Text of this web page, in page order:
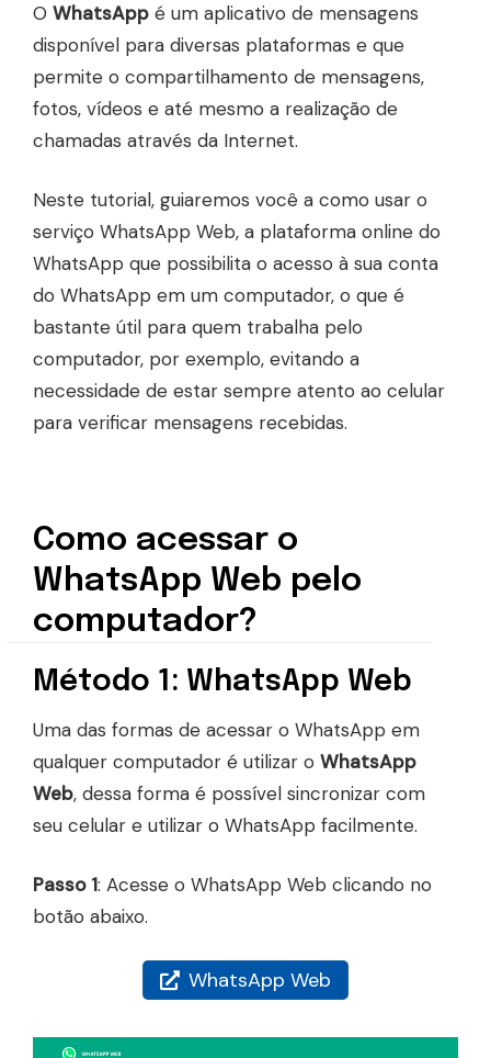
O WhatsApp é um aplicativo de mensagens
disponível para diversas plataformas e que
permite o compartilhamento de mensagens,
fotos, vídeos e até mesmo a realização de
chamadas através da Internet.
Neste tutorial, guiaremos você a como usar o
serviço WhatsApp Web, a plataforma online do
WhatsApp que possibilita o acesso à sua conta
do WhatsApp em um computador, o que é
bastante útil para quem trabalha pelo
computador, por exemplo, evitando a
necessidade de estar sempre atento ao celular
para verificar mensagens recebidas.
Como acessar o
WhatsApp Web pelo
computador?
Método 1: WhatsApp Web
Uma das formas de acessar o WhatsApp em
qualquer computador é utilizar o WhatsApp
Web, dessa forma é possível sincronizar com
seu celular e utilizar o WhatsApp facilmente.
Passo 1: Acesse o WhatsApp Web clicando no
botão abaixo.
WhatsApp Web